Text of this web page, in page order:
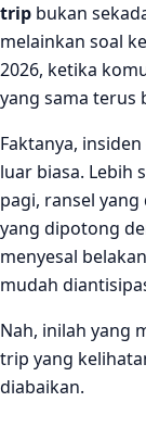
Melewatkan
Kesimpulan
FAQ
Apa saja
jauh?
motor?
Apakah
panjang?
trip bukan
melainkan soal
2026, ketika
yang sama terus
Faktanya,
luar biasa. Lebih
pagi, ransel
yang dipotong
menyesal
mudah
Nah, inilah yang
trip yang
diabaikan.